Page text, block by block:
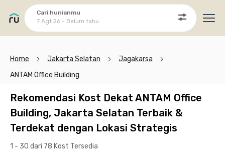
Cari hunianmu
7 Agt 26 - Belum tahu
Home Jakarta Selatan
Jagakarsa
ANTAM Office Building
Rekomendasi Kost Dekat ANTAM Office
Building, Jakarta Selatan Terbaik &
Terdekat dengan Lokasi Strategis
1 - 30 dari 78 Kost Tersedia